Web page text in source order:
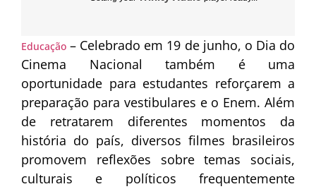
Educação – Celebrado em 19 de junho, o Dia do
Cinema Nacional também é uma
oportunidade para estudantes reforçarem a
preparação para vestibulares e o Enem. Além
de retratarem diferentes momentos da
história do país, diversos filmes brasileiros
promovem reflexões sobre temas sociais,
culturais e políticos frequentemente